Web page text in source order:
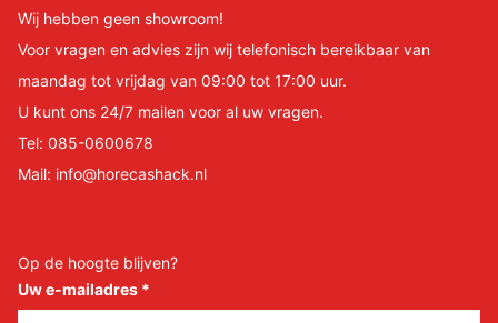
Wij hebben geen showroom!
Voor vragen en advies zijn wij telefonisch bereikbaar van
maandag tot vrijdag van 09:00 tot 17:00 uur.
U kunt ons 24/7 mailen voor al uw vragen.
Tel: 085-0600678
Mail: info@horecashack.nl
Op de hoogte blijven?
Uw e-mailadres *